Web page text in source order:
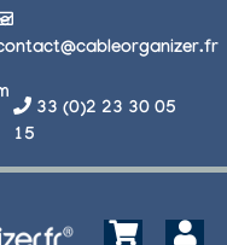
33 (0)2 23 30 05
15